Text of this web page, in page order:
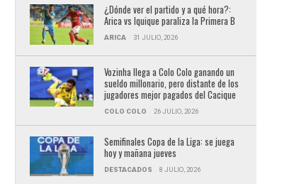
¿Dónde ver el partido y a qué hora?:
Arica vs Iquique paraliza la Primera B
ARICA 31 JULIO, 2026
Vozinha llega a Colo Colo ganando un
sueldo millonario, pero distante de los
jugadores mejor pagados del Cacique
COLO COLO 26 JULIO, 2026
Semifinales Copa de la Liga: se juega
hoy y mañana jueves
DESTACADOS 8 JULIO, 2026